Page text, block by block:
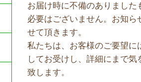
お届け時に不備のありました
必要はございません。お知ら
せて頂きます。
私たちは、お客様のご要望に
してお受けし、詳細にまで気
致します。